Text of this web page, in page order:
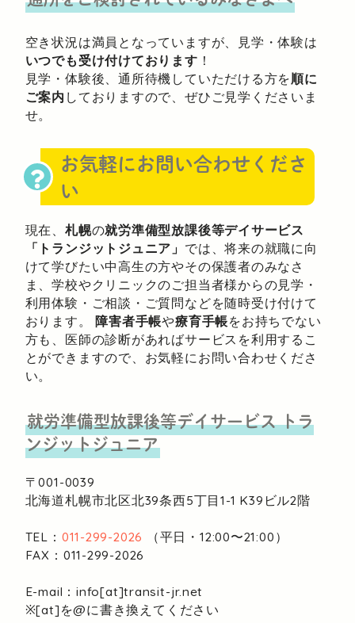
空き状況は満員となっていますが、見学・体験は
いつでも受け付けております ！
見学・体験後、通所待機していただける方を順に
ご案内 しておりますので、ぜひご見学くださいま
せ。
お気軽にお問い合わせくださ
い
現在、 札幌の就労準備型放課後等デイサービス
「トランジットジュニア」 では、将来の就職に向
けて学びたい中高生の方やその保護者のみなさ
ま、学校やクリニックのご担当者様からの見学・
利用体験・ご相談・ご質問などを随時受け付けて
おります。障害者手帳や療育手帳をお持ちでない
方も、医師の診断があればサービスを利用するこ
とができますので、お気軽にお問い合わせくださ
い。
就労準備型放課後等デイサービストラ
ンジットジュニア
〒001-0039
北海道札幌市北区北39条西5丁目1-1 K39ビル2階
TEL： 011-299-2026
（平日・12:00〜21:00）
FAX：011-299-2026
E-mail：info[at]transit-jr.net
※[at]を@に書き換えてください